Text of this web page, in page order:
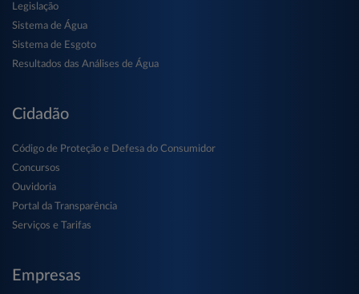
Legislação
Sistema de Água
Sistema de Esgoto
Resultados das Análises de Água
Cidadão
Código de Proteção e Defesa do Consumidor
Concursos
Ouvidoria
Portal da Transparência
Serviços e Tarifas
Empresas